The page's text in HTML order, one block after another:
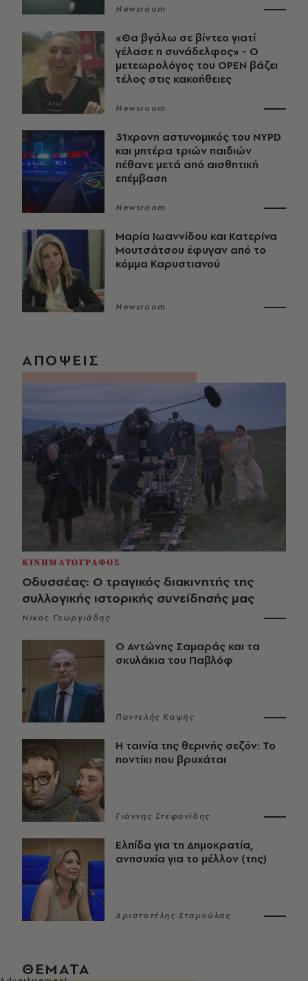
Newsroom
«Θα βγάλω σε βίντεο γιατί
γέλασε η συνάδελφος» - Ο
μετεωρολόγος του OPEN βάζει
τέλος στις κακοήθειες
Newsroom
31χρονη αστυνομικός του NYPD
και μητέρα τριών παιδιών
πέθανε μετά από αισθητική
επέμβαση
Newsroom
Μαρία Ιωαννίδου και Κατερίνα
Μουτσάτσου έφυγαν από το
κόμμα Καρυστιανού
Newsroom
ΑΠΟΨΕΙΣ
ΚΙΝΗΜΑΤΟΓΡΑΦΟΣ
Οδυσσέας: Ο τραγικός διακινητής της
συλλογικής ιστορικής συνείδησής μας
Νίκος Γεωργιάδης
Ο Αντώνης Σαμαράς και τα
σκυλάκια του Παβλόφ
Παντελής Καψής
Η ταινία της θερινής σεζόν: Το
ποντίκι που βρυχάται
Γιάννης Στεφανίδης
Ελπίδα για τη Δημοκρατία,
ανησυχία για το μέλλον (της)
Αριστοτέλης Σταμούλας
ΘΕΜΑΤΑ